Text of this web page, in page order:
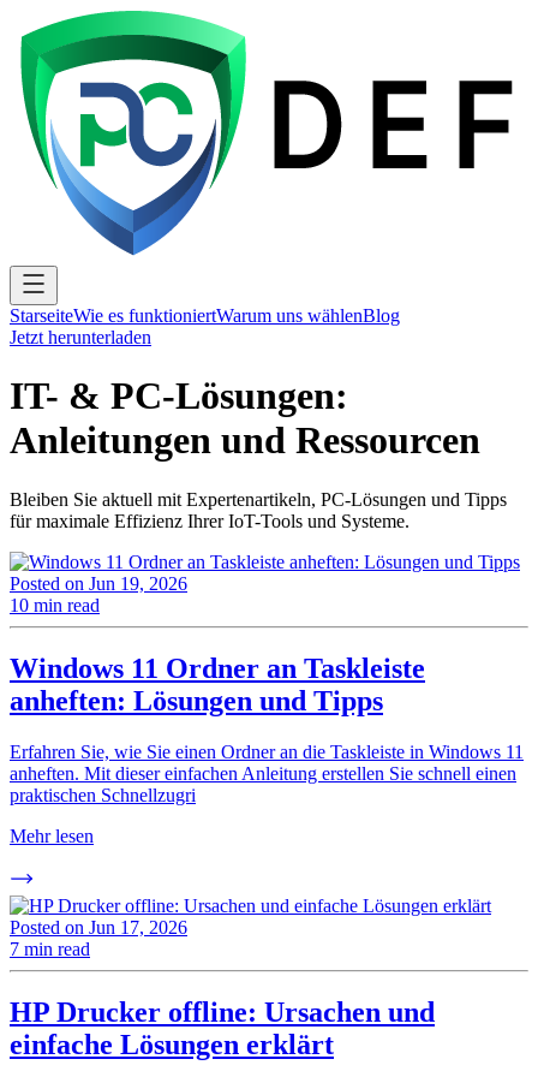
StarseiteWie es funktioniertWarum uns wählenBlog
Jetzt herunterladen
IT- & PC-Lösungen:
Anleitungen und Ressourcen
Bleiben Sie aktuell mit Expertenartikeln, PC-Lösungen und Tipps
für maximale Effizienz Ihrer IoT-Tools und Systeme.
Posted on Jun 19, 2026
10 min read
Windows 11 Ordner an Taskleiste
anheften: Lösungen und Tipps
Erfahren Sie, wie Sie einen Ordner an die Taskleiste in Windows 11
anheften. Mit dieser einfachen Anleitung erstellen Sie schnell einen
praktischen Schnellzugri
Mehr lesen
Posted on Jun 17, 2026
7 min read
HP Drucker offline: Ursachen und
einfache Lösungen erklärt